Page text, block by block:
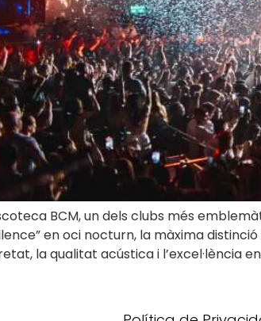
BCM, un dels clubs més
en oci nocturn, la màxima
la qualitat acústica i l’excel·lència